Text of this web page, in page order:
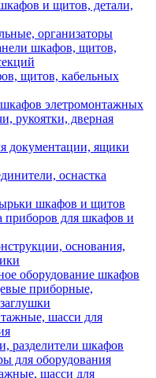
и щитов, детали,
организаторы
шкафов, щитов,
щитов, кабельных
шкафов элетромонтажных
рукоятки, дверная
документации, ящики
оснастка
шкафов и щитов
приборов для шкафов и
основания,
оборудование шкафов
приборные,
шасси для
разделители шкафов
для оборудования
шасси для